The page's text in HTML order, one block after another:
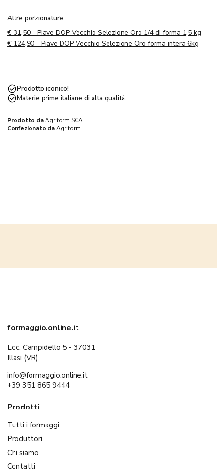
mesi
, la crosta diventa spessa, consistente e tende al marrone,
mentre la pasta assume un color paglierino.
Ilformaggio Piaveè prodotto esclusivamente nella provincia di
Belluno, situata nella parte più settentrionale del Veneto,
foraggio locale ricco di inflorescenze che conferiscono al latte
particolari caratteristiche organolettiche.
Altre porzionature:
€ 31,50 - Piave DOP Vecchio Selezione Oro 1/4 di forma 1,5 kg
€ 124,90 - Piave DOP Vecchio Selezione Oro forma intera 6kg
Prodotto iconico!
Materie prime italiane di alta qualità.
Prodotto daAgriform SCA
Confezionato daAgriform
formaggio.online.it
Loc. Campidello 5 - 37031
Illasi (VR)
info@formaggio.online.it
+39 351 865 9444
Prodotti
Tutti i formaggi
Produttori
Chi siamo
Contatti